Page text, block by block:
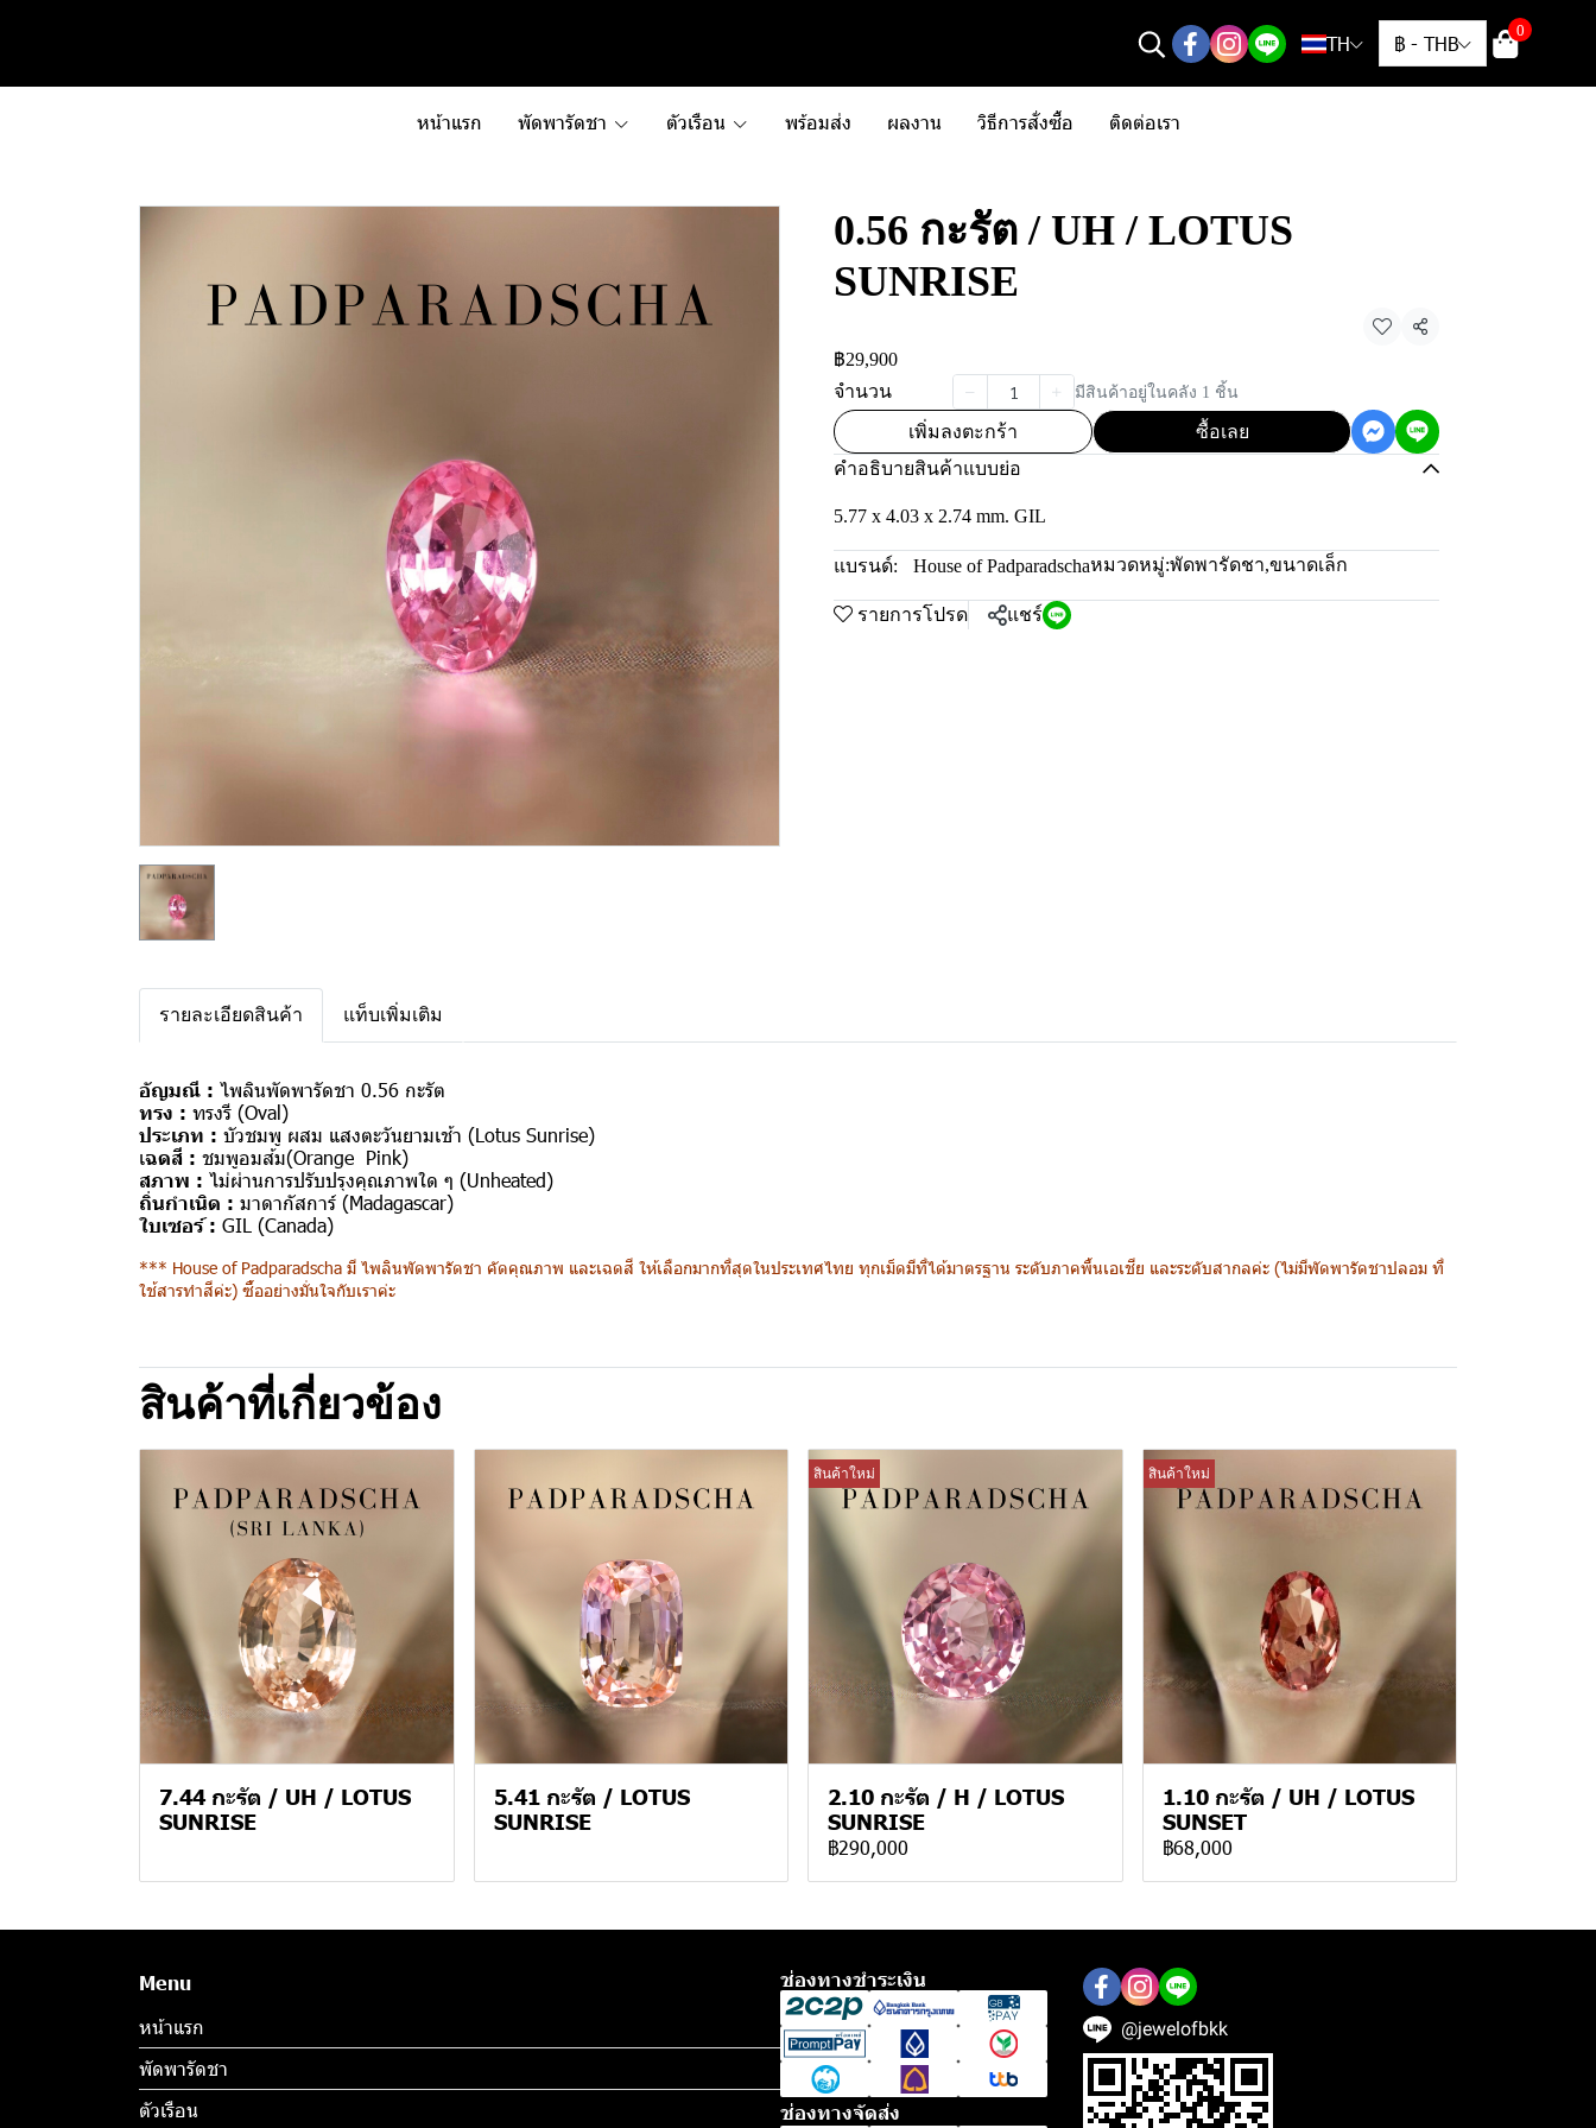
TH ฿ - THB
0
หน้าแรก พัดพารัดชา ตัวเรือน พร้อมส่ง ผลงาน วิธีการสั่งซื้อ ติดต่อเรา
0.56 กะรัต / UH / LOTUS
SUNRISE
แชร์
฿29,900
จำนวน
มีสินค้าอยู่ในคลัง 1 ชิ้น
เพิ่มลงตะกร้า ซื้อเลย
คำอธิบายสินค้าแบบย่อ
5.77 x 4.03 x 2.74 mm. GIL
แบรนด์: House of Padparadschaหมวดหมู่:พัดพารัดชา,ขนาดเล็ก
รายการโปรด แชร์
รายละเอียดสินค้า แท็บเพิ่มเติม
อัญมณี : ไพลินพัดพารัดชา 0.56 กะรัต
ทรง : ทรงรี (Oval)
ประเภท : บัวชมพู ผสม แสงตะวันยามเช้า (Lotus Sunrise)
เฉดสี : ชมพูอมส้ม(Orange Pink)
สภาพ : ไม่ผ่านการปรับปรุงคุณภาพใด ๆ (Unheated)
ถิ่นกำเนิด : มาดากัสการ์ (Madagascar)
ใบเซอร์ : GIL (Canada)
*** House of Padparadscha มี ไพลินพัดพารัดชา คัดคุณภาพ และเฉดสี ให้เลือกมากที่สุดในประเทศไทย ทุกเม็ดมีที่ได้มาตรฐาน ระดับภาคพื้นเอเชีย และระดับสากลค่ะ (ไม่มีพัดพารัดชาปลอม ที่
ใช้สารทำสีค่ะ) ซื้ออย่างมั่นใจกับเราค่ะ
สินค้าที่เกี่ยวข้อง
7.44 กะรัต / UH / LOTUS
SUNRISE
5.41 กะรัต / LOTUS
SUNRISE
สินค้าใหม่
2.10 กะรัต / H / LOTUS
SUNRISE
฿290,000
สินค้าใหม่
1.10 กะรัต / UH / LOTUS
SUNSET
฿68,000
Menu
หน้าแรก
พัดพารัดชา
ตัวเรือน
ช่องทางชำระเงิน
ช่องทางจัดส่ง
@jewelofbkk